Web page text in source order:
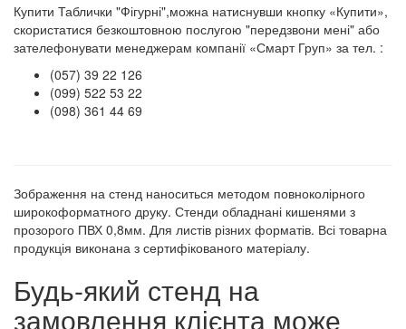
Купити Таблички "Фігурні",можна натиснувши кнопку «Купити»,
скористатися безкоштовною послугою "передзвони мені" або
зателефонувати менеджерам компанії «Смарт Груп» за тел. :
(057) 39 22 126
(099) 522 53 22
(098) 361 44 69
Зображення на стенд наноситься методом повноколірного
широкоформатного друку. Стенди обладнані кишенями з
прозорого ПВХ 0,8мм. Для листів різних форматів. Всі товарна
продукція виконана з сертифікованого матеріалу.
Будь-який стенд на
замовлення клієнта може